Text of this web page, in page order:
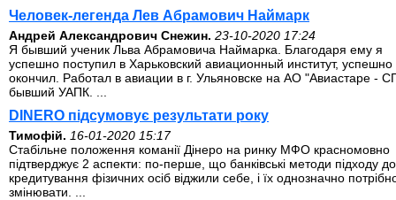
Человек-легенда Лев Абрамович Наймарк
Андрей Александрович Снежин. 23-10-2020 17:24
Я бывший ученик Льва Абрамовича Наймарка. Благодаря ему я
успешно поступил в Харьковский авиационный институт, успешно
окончил. Работал в авиации в г. Ульяновске на АО "Авиастаре -
бывший УАПК. ...
DINERO підсумовує результати року
Тимофій. 16-01-2020 15:17
Стабільне положення команії Дінеро на ринку МФО красномовно
підтверджує 2 аспекти: по-перше, що банківські методи підходу до
кредитування фізичних осіб віджили себе, і їх однозначно
змінювати. ...